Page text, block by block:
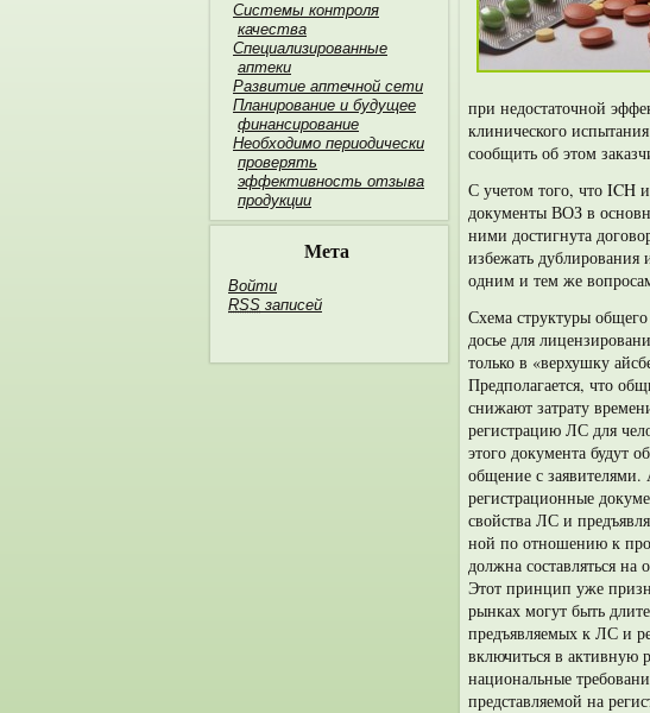
Системы контроля
качества
Специализированные
аптеки
Развитие аптечной сети
Планирование и будущее
финан­сирование
Необходимо пери­одически
проверять
эффективность отзыва
продукции
Мета
Войти
RSS записей
при недостаточной
клинического
сообщить об этом
С учетом того, что ICH
документы ВОЗ в
ними достигнута
избежать
одним и тем же
Схема структуры общего
досье для
только в «верхушку
Предполагается, что
снижают затрату
регистрацию ЛС для
этого документа будут
общение с заявителями.
регистрационные
свойства ЛС и
ной по отношению к
должна составляться на
Этот принцип уже
рынках могут быть
предъявляемых к ЛС и
включиться в активную
национальные
представляемой на